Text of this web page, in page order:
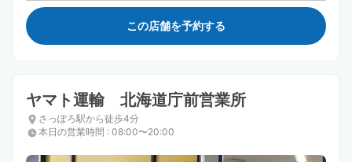
この店舗を予約する
ヤマト運輸 北海道庁前営業所
さっぽろ駅から徒歩4分
本日の営業時間 : 08:00〜20:00